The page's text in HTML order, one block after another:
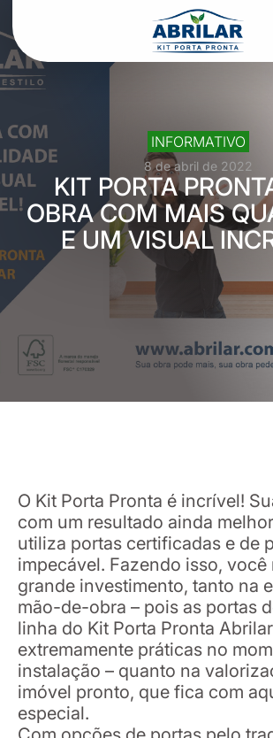
INFORMATIVO
8 de abril de 2022
KIT PORTA
OBRA COM MAIS
E UM VISUAL
O Kit Porta Pronta é incrível!
com um resultado ainda
utiliza portas certificadas e de
impecável. Fazendo isso, você
grande investimento, tanto na
mão-de-obra – pois as portas
linha do Kit Porta Pronta
extremamente práticas no
instalação – quanto na
imóvel pronto, que fica com
especial.